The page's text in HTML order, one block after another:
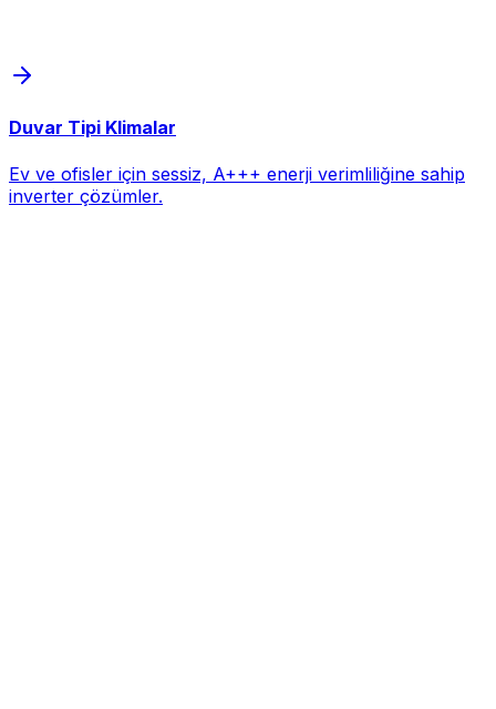
Duvar Tipi Klimalar
Ev ve ofisler için sessiz, A+++ enerji verimliliğine sahip
inverter çözümler.